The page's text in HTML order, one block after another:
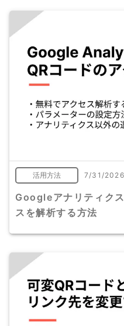
活用方法 7/31/2026
Googleアナリティク
スを解析する方法